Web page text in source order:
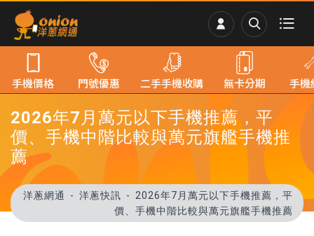
2026年7月萬元以下手機推薦，平
價、手機中階比較與萬元旗艦手機推
薦
洋蔥網通 洋蔥快訊
2026年7月萬元以下手機推薦，平
價、手機中階比較與萬元旗艦手機推薦
手機價格 門號優惠 二手手機收購 無卡分期 手機